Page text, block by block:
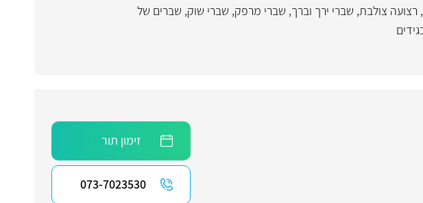
רצועה צולבת, שברי ירך וברך, שברי מרפק, שברי שוק, שברים של
זימון תור
073-7023530